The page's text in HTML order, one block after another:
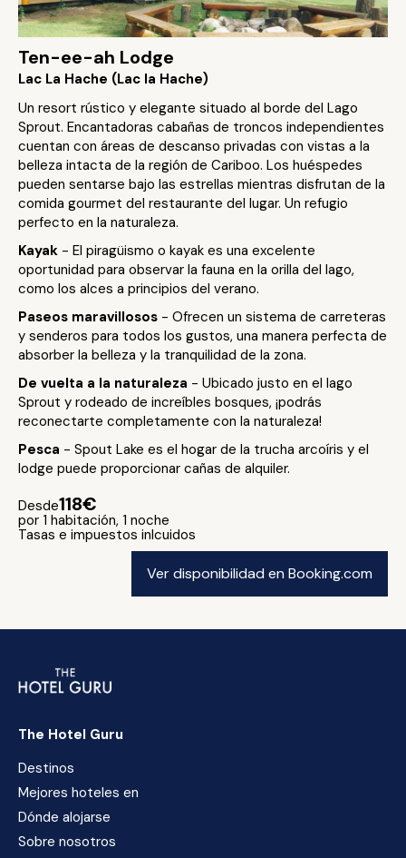
Ten-ee-ah Lodge
Lac La Hache (Lac la Hache)
Un resort rústico y elegante situado al borde del Lago
Sprout. Encantadoras cabañas de troncos independientes
cuentan con áreas de descanso privadas con vistas a la
belleza intacta de la región de Cariboo. Los huéspedes
pueden sentarse bajo las estrellas mientras disfrutan de la
comida gourmet del restaurante del lugar. Un refugio
perfecto en la naturaleza.
Kayak - El piragüismo o kayak es una excelente
oportunidad para observar la fauna en la orilla del lago,
como los alces a principios del verano.
Paseos maravillosos - Ofrecen un sistema de carreteras
y senderos para todos los gustos, una manera perfecta de
absorber la belleza y la tranquilidad de la zona.
De vuelta a la naturaleza - Ubicado justo en el lago
Sprout y rodeado de increíbles bosques, ¡podrás
reconectarte completamente con la naturaleza!
Pesca - Spout Lake es el hogar de la trucha arcoíris y el
lodge puede proporcionar cañas de alquiler.
Desde118€
por 1 habitación, 1 noche
Tasas e impuestos inlcuidos
Ver disponibilidad en Booking.com
The Hotel Guru
Destinos
Mejores hoteles en
Dónde alojarse
Sobre nosotros